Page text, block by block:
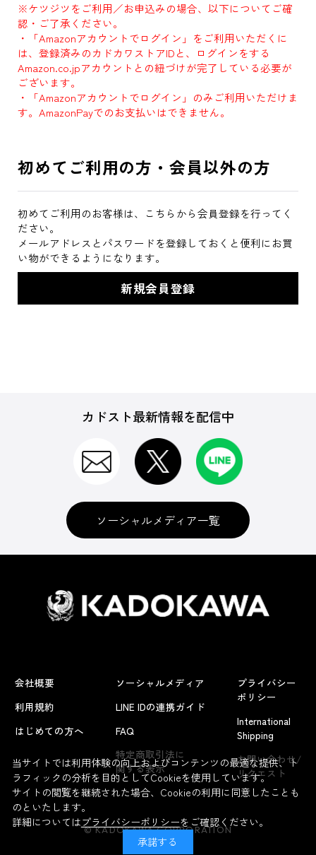
※ケツジツをご利用／お申込みの場合、以下についてご確
認・ご了承ください。
・「Amazonアカウントでログイン」をご利用いただくに
は、登録済みのカドカワストアIDと、ログインをする
Amazon.co.jpアカウントとの紐づけが完了している必要が
ございます。
・「Amazonアカウントでログイン」のみご利用いただけま
す。AmazonPayでのお支払いはできません。
初めてご利用の方・会員以外の方
初めてご利用のお客様は、こちらから会員登録を行ってく
ださい。
メールアドレスとパスワードを登録しておくと便利にお買
い物ができるようになります。
カドスト最新情報を配信中
ソーシャルメディア一覧
会社概要
利用規約
はじめての方へ
ソーシャルメディア
LINE IDの連携ガイド
FAQ
特定商取引法に
関する表示
プライバシー
ポリシー
International
Shipping
お問い合わせ/
リクエスト
© KADOKAWA CORPORATION
当サイトでは利用体験の向上およびコンテンツの最適な提供、ト
ラフィックの分析を目的としてCookieを使用しています。
サイトの閲覧を継続された場合、Cookieの利用に同意したことも
のといたします。
詳細についてはプライバシーポリシーをご確認ください。
承諾する